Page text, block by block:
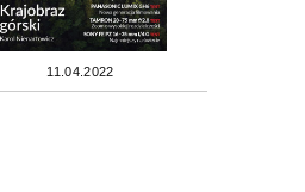
11.04.2022